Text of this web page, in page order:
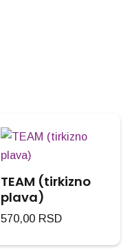
TEAM (tirkizno
plava)
570,00 RSD